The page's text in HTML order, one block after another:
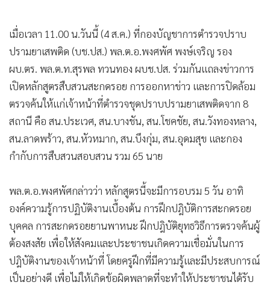
กองทุนรวม
• Celeb Online
• ญี่ปุ่น
News1
• Gotomanager
เมื่อเวลา 11.00 น.วันนี้ (4 ส.ค.) ที่กองบัญชาการตำรวจปราบ
ปรามยาเสพติด (บช.ปส.) พล.ต.อ.พงศพัศ พงษ์เจริญ รอง
ผบ.ตร. พล.ต.ท.สุรพล ทวนทอง ผบช.ปส. ร่วมกันแถลงข่าวการ
เปิดหลักสูตรสืบสวนสะกดรอย การออกหาข่าว และการปิดล้อม
ตรวจค้นให้แก่เจ้าหน้าที่ตำรวจชุดปราบปรามยาเสพติดจาก 8
สถานี คือ สน.ประเวศ, สน.บางชัน, สน.โชคชัย, สน.วังทองหลาง,
สน.ลาดพร้าว, สน.หัวหมาก, สน.บึงกุ่ม, สน.อุดมสุข และกอง
กำกับการสืบสวนสอบสวน รวม 65 นาย
พล.ต.อ.พงศพัศกล่าวว่า หลักสูตรนี้จะมีการอบรม 5 วัน อาทิ
องค์ความรู้การปฏิบัติงานเบื้องต้น การฝึกปฎิบัติการสะกดรอย
บุคคล การสะกดรอยยานพาหนะ ฝึกปฎิบัติยุทธวิธีการตรวจค้นผู้
ต้องสงสัย เพื่อให้สังคมและประชาชนเกิดความเชื่อมั่นในการ
ปฎิบัติงานของเจ้าหน้าที่ โดยครูฝึกที่มีความรู้และมีประสบการณ์
เป็นอย่างดี เพื่อไม่ให้เกิดข้อผิดพลาดที่จะทำให้ประชาชนได้รับ